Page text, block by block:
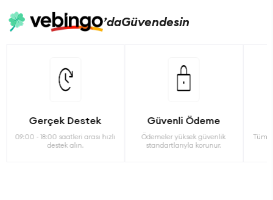
’daGüvendesin
Gerçek Destek
09:00 - 18:00 saatleri arası hızlı
destek alın.
Güvenli Ödeme
Ödemeler yüksek güvenlik
standartlarıyla korunur.
Tüm